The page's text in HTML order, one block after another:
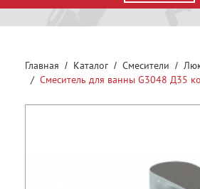
Главная Каталог Смесители
Смеситель для ванны G3048 Д35